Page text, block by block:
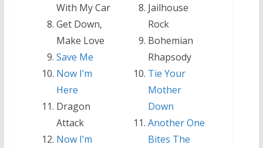
With My Car
Get Down,
Make Love
Save Me
Now I’m
Here
Dragon
Attack
Now I’m
Jailhouse
Rock
Bohemian
Rhapsody
Tie Your
Mother
Down
Another One
Bites The